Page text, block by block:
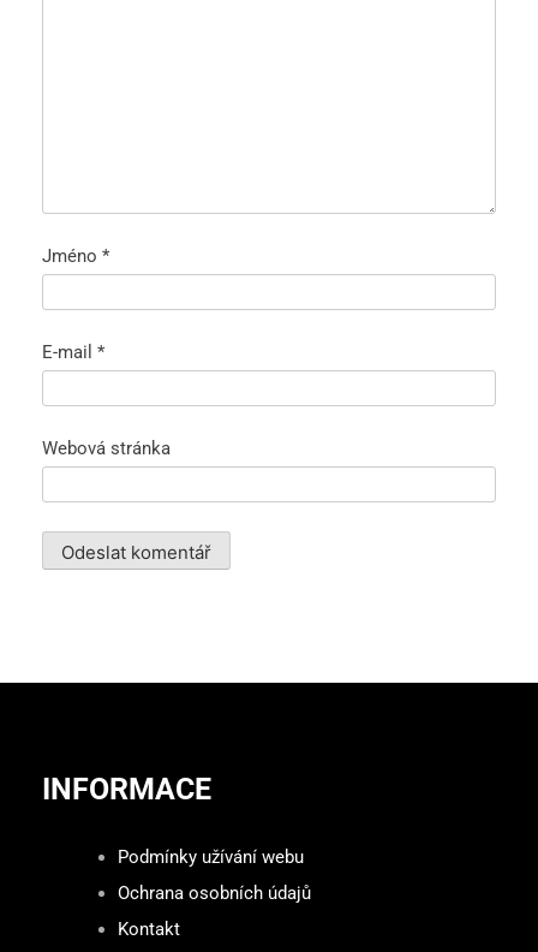
Jméno *
E-mail *
Webová stránka
INFORMACE
Podmínky užívání webu
Ochrana osobních údajů
Kontakt